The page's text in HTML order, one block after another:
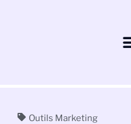
Outils Marketing